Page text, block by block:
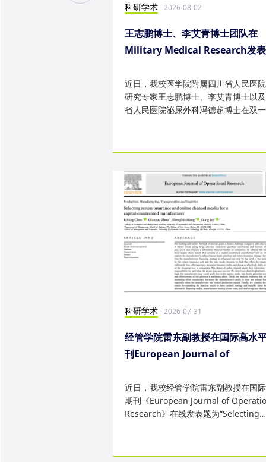
科研学术 2026-08-02
王志鹏博士、李艾青博士团队在
Military Medical Research发
近日，我校医学院附属四川省人民医
研究专家王志鹏博士、李艾青博士以
省人民医院泌尿外科冯德超博士在双
科研学术 2026-07-31
经管学院雷东副教授在国际高水
刊European Journal of
果
近日，我校经管学院雷东副教授在国
期刊《European Journal of
Research》在线发表题为“Selecting